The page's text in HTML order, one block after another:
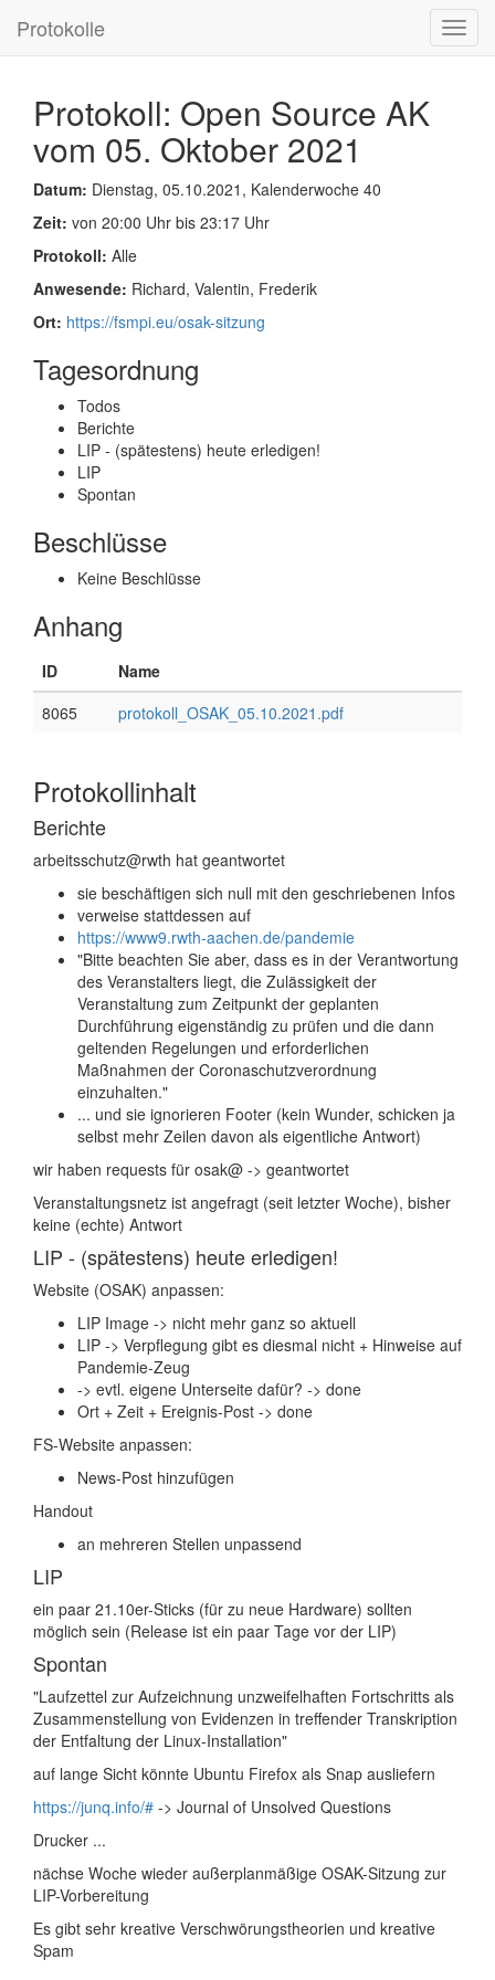
Protokolle
Protokoll: Open Source AK
vom 05. Oktober 2021
Datum: Dienstag, 05.10.2021, Kalenderwoche 40
Zeit: von 20:00 Uhr bis 23:17 Uhr
Protokoll: Alle
Anwesende: Richard, Valentin, Frederik
Ort: https://fsmpi.eu/osak-sitzung
Tagesordnung
Todos
Berichte
LIP - (spätestens) heute erledigen!
LIP
Spontan
Beschlüsse
Keine Beschlüsse
Anhang
ID
Name
8065
protokoll_OSAK_05.10.2021.pdf
Protokollinhalt
Berichte
arbeitsschutz@rwth hat geantwortet
sie beschäftigen sich null mit den geschriebenen Infos
verweise stattdessen auf
https://www9.rwth-aachen.de/pandemie
"Bitte beachten Sie aber, dass es in der Verantwortung
des Veranstalters liegt, die Zulässigkeit der
Veranstaltung zum Zeitpunkt der geplanten
Durchführung eigenständig zu prüfen und die dann
geltenden Regelungen und erforderlichen
Maßnahmen der Coronaschutzverordnung
einzuhalten."
... und sie ignorieren Footer (kein Wunder, schicken ja
selbst mehr Zeilen davon als eigentliche Antwort)
wir haben requests für osak@ -> geantwortet
Veranstaltungsnetz ist angefragt (seit letzter Woche), bisher
keine (echte) Antwort
LIP - (spätestens) heute erledigen!
Website (OSAK) anpassen:
LIP Image -> nicht mehr ganz so aktuell
LIP -> Verpflegung gibt es diesmal nicht + Hinweise auf
Pandemie-Zeug
-> evtl. eigene Unterseite dafür? -> done
Ort + Zeit + Ereignis-Post -> done
FS-Website anpassen:
News-Post hinzufügen
Handout
an mehreren Stellen unpassend
LIP
ein paar 21.10er-Sticks (für zu neue Hardware) sollten
möglich sein (Release ist ein paar Tage vor der LIP)
Spontan
"Laufzettel zur Aufzeichnung unzweifelhaften Fortschritts als
Zusammenstellung von Evidenzen in treffender Transkription
der Entfaltung der Linux-Installation"
auf lange Sicht könnte Ubuntu Firefox als Snap ausliefern
https://junq.info/# -> Journal of Unsolved Questions
Drucker ...
nächse Woche wieder außerplanmäßige OSAK-Sitzung zur
LIP-Vorbereitung
Es gibt sehr kreative Verschwörungstheorien und kreative
Spam